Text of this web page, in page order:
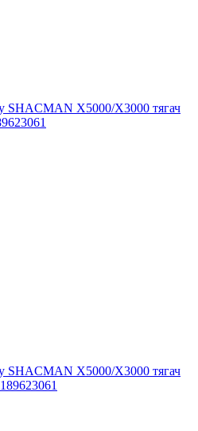
SHACMAN X5000/X3000 тягач
SHACMAN X5000/X3000 тягач